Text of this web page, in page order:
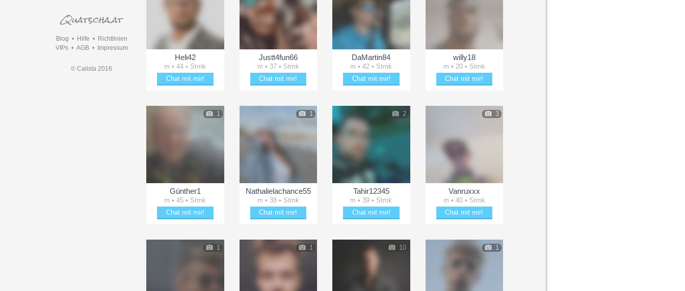
Blog • Hilfe • Richtlinien
VIPs• AGB• Impressum
© Calista 2016
Heli42
m • 44 • Stmk
Chat mit mir!
Justt4fun66
m • 37 • Stmk
Chat mit mir!
DaMartin84
m • 42 • Stmk
Chat mit mir!
willy18
m • 20 • Stmk
Chat mit mir!
1
Günther1
m • 45 • Stmk
Chat mit mir!
1
Nathalielachance55
m • 38 • Stmk
Chat mit mir!
2
Tahir12345
m • 39 • Stmk
Chat mit mir!
3
Vanruxxx
m • 40 • Stmk
Chat mit mir!
1 1 10 1